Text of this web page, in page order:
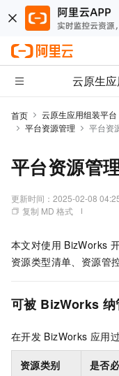
云原生
首页 云原生应用组装平
平台资源管理
平台资
平台资源管
更新时间： 2025-02-08
复制 MD 格式
本文对使用 BizWorks
资源类型清单、资源管
可被 BizWorks 纳
在开发 BizWorks 应用
资源类别 是否